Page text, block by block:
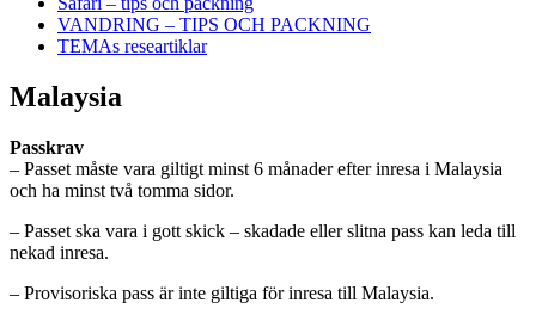
VANDRING – TIPS OCH PACKNING
TEMAs researtiklar
Malaysia
Passkrav
– Passet måste vara giltigt minst 6 månader efter inresa i Malaysia
och ha minst två tomma sidor.
– Passet ska vara i gott skick – skadade eller slitna pass kan leda till
nekad inresa.
– Provisoriska pass är inte giltiga för inresa till Malaysia.